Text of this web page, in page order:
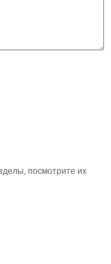
посмотрите их